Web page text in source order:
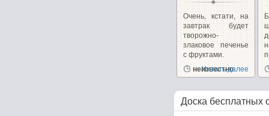
Очень, кстати, на
завтрак будет
творожно-
злаковое печенье
с фруктами.
неизвестно
Читать далее
Доска бесплатных